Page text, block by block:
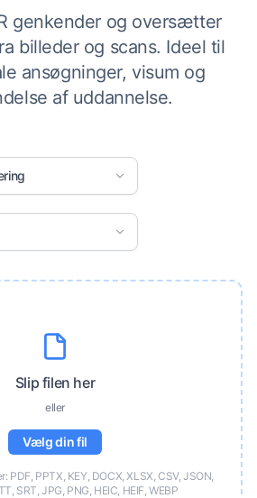
genkender og oversætter
billeder og scans. Ideel til
ansøgninger, visum og
af uddannelse.
Slip filen her
eller
Vælg din fil
PDF, PPTX, KEY, DOCX, XLSX, CSV, JSON,
SRT, JPG, PNG, HEIC, HEIF, WEBP